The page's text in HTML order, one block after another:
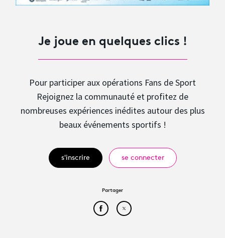
Je joue en quelques clics !
Pour participer aux opérations Fans de Sport
Rejoignez la communauté et profitez de
nombreuses expériences inédites autour des plus
beaux événements sportifs !
s'inscrire se connecter
Partager
Partager cet article sur
Partager cet article sur